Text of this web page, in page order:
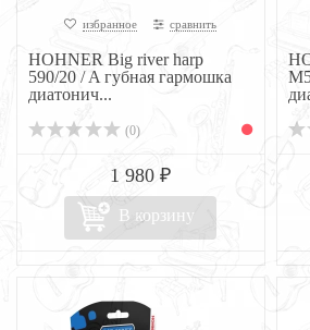
избранное сравнить
HOHNER Big river harp
590/20 / A губная гармошка
диатонич...
(0)
1 980 ₽
В корзину